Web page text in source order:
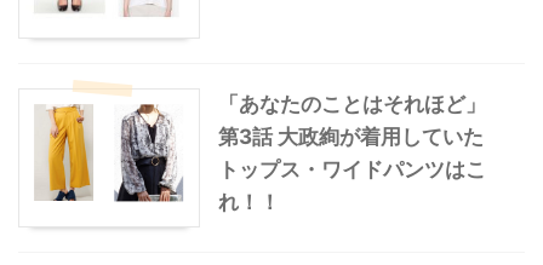
「あなたのことはそれほど」
第3話 大政絢が着用していた
トップス・ワイドパンツはこ
れ！！